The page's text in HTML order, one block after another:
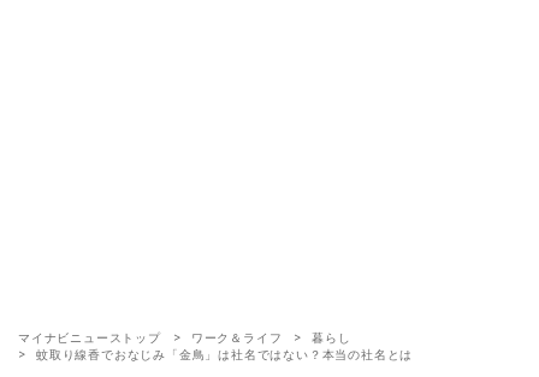
マイナビニューストップ ワーク＆ライフ
暮らし
蚊取り線香でおなじみ「金鳥」は社名ではない？本当の社名とは